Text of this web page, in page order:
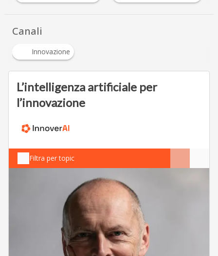
Canali
Innovazione
L’intelligenza artificiale per
l’innovazione
Filtra per topic